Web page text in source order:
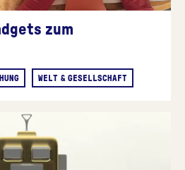
zum
WELT & GESELLSCHAFT